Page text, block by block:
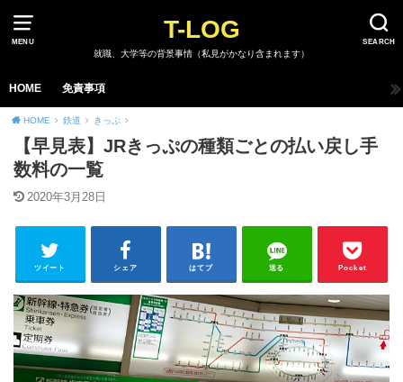
MENU SEARCH
T-LOG
就職、大学等の背景事情（私見がかなり含まれます）
HOME 免責事項
HOME 鉄道 きっぷ
【早見表】JRきっぷの種類ごとの払い戻し手
数料の一覧
2020年3月28日
ツイート シェア はてブ 送る Pocket